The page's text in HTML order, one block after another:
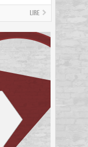
Lire